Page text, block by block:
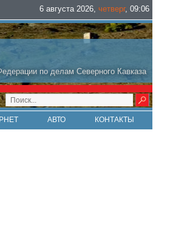
6 августа 2026, четверг, 09:06
по делам Северного Кавказа
АВТО КОНТАКТЫ